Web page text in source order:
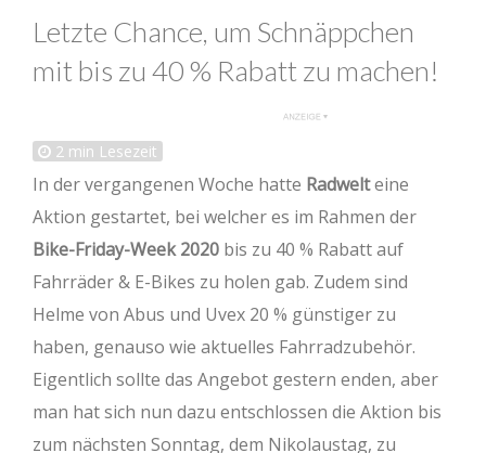
Letzte Chance, um Schnäppchen
mit bis zu 40 % Rabatt zu machen!
2 min Lesezeit
In der vergangenen Woche hatte Radwelteine
Aktion gestartet, bei welcher es im Rahmen der
Bike-Friday-Week 2020 bis zu 40 % Rabatt auf
Fahrräder & E-Bikes zu holen gab. Zudem sind
Helme von Abus und Uvex 20 % günstiger zu
haben, genauso wie aktuelles Fahrradzubehör.
Eigentlich sollte das Angebot gestern enden, aber
man hat sich nun dazu entschlossen die Aktion bis
zum nächsten Sonntag, dem Nikolaustag, zu